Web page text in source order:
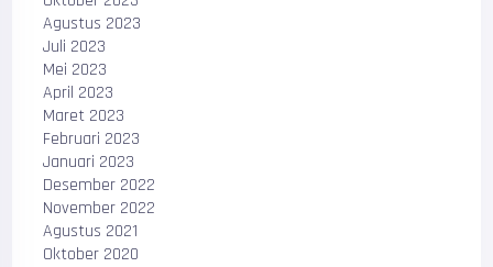
Agustus 2023
Juli 2023
Mei 2023
April 2023
Maret 2023
Februari 2023
Januari 2023
Desember 2022
November 2022
Agustus 2021
Oktober 2020